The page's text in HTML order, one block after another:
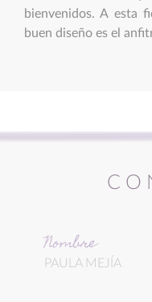
bienvenidos. A esta
buen diseño es el
Nombre
PAULA MEJÍA